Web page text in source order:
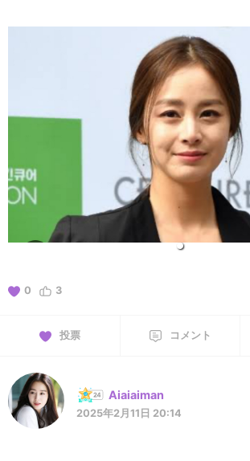
0 3
投票 コメント
Aiaiaiman
2025年2月11日 20:14